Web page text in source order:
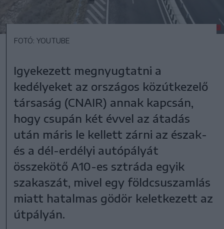
FOTÓ: YOUTUBE
Igyekezett megnyugtatni a
kedélyeket az országos közútkezelő
társaság (CNAIR) annak kapcsán,
hogy csupán két évvel az átadás
után máris le kellett zárni az észak-
és a dél-erdélyi autópályát
összekötő A10-es sztráda egyik
szakaszát, mivel egy földcsuszamlás
miatt hatalmas gödör keletkezett az
útpályán.